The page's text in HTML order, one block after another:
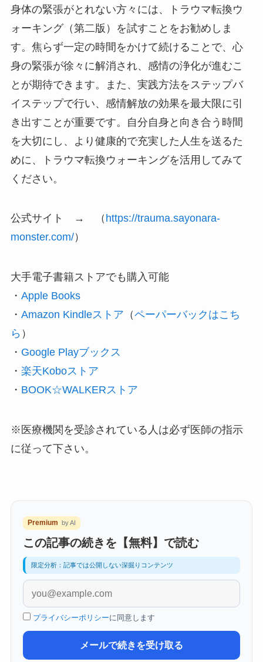
身体の緊張がとれない方々には、トラウマ転換ウ
ォーキング（第二版）を試すことをお勧めしま
す。焦らず一定の時間をかけて続けることで、心
身の緊張が徐々に解消され、感情の浄化が進むこ
とが期待できます。また、実践方法をステップバ
イステップで行い、感情解放の効果を最大限に引
き出すことが重要です。自分自身と向き合う時間
を大切にし、より健康的で充実した人生を送るた
めに、トラウマ転換ウォーキングを活用してみて
ください。
公式サイト → （ https://trauma.sayonara-
monster.com/）
大手電子書籍ストアでも購入可能
・‎ Apple Books
・ Amazon Kindleストア （ペーパーバックはこち
ら ）
・ Google Playブックス
・ 楽天Koboストア
・ BOOK☆WALKERストア
※医療機関を受診されている人は必ず医師の指示
に従って下さい。
Premium by AI
この記事の続きを【無料】で読む
限定分析：記事では公開しない深掘りコンテンツ
プライバシーポリシーに同意します
メールで続きを受け取る